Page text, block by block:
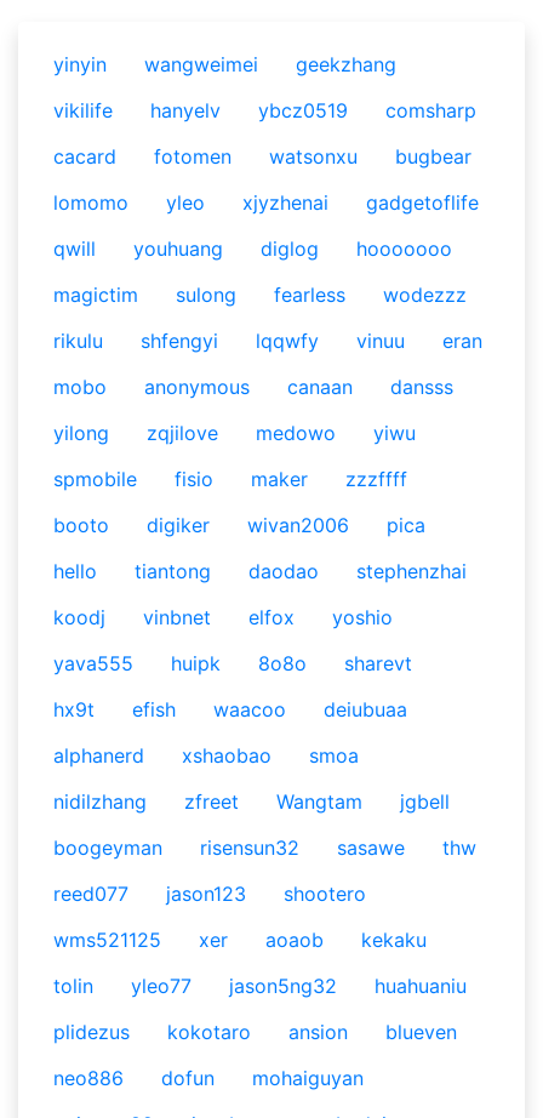
yinyin wangweimei
geekzhang
vikilife
hanyelv ybcz0519
comsharp
cacard
fotomen watsonxu
bugbear
lomomo
yleo xjyzhenai
gadgetoflife
qwill
youhuang diglog
hooooooo
magictim
sulong fearless
wodezzz
rikulu
shfengyi lqqwfy vinuu
eran
mobo
anonymous canaan
dansss
yilong
zqjilove medowo
yiwu
spmobile
fisio maker
zzzffff
booto
digiker wivan2006
pica
hello
tiantong daodao
stephenzhai
koodj
vinbnet elfox
yoshio
yava555
huipk 8o8o
sharevt
hx9t
efish waacoo
deiubuaa
alphanerd
xshaobao
smoa
nidilzhang
zfreet Wangtam
jgbell
boogeyman
risensun32 sasawe
thw
reed077
jason123
shootero
wms521125
xer aoaob
kekaku
tolin
yleo77 jason5ng32
huahuaniu
plidezus
kokotaro ansion
blueven
neo886
dofun
mohaiguyan